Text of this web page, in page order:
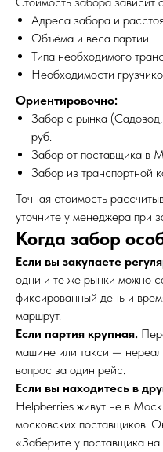
Адреса забора и
Объёма и веса партии
Типа необходимого
Необходимости
Ориентировочно:
Забор с рынка
руб.
Забор от поставщика в
Забор из транспортной
Точная стоимость
уточните у менеджера при
Когда забор
Если вы закупаете
одни и те же рынки можно
фиксированный день и
маршрут.
Если партия крупная.
машине или такси —
вопрос за один рейс.
Если вы находитесь в
Helpberries живут не в
московских поставщиков.
«Заберите у поставщика